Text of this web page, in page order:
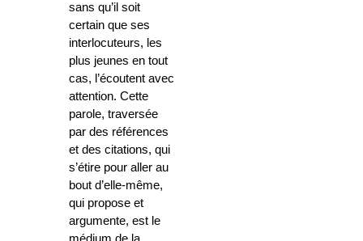
sans qu’il soit
certain que ses
interlocuteurs, les
plus jeunes en tout
cas, l’écoutent avec
attention. Cette
parole, traversée
par des références
et des citations, qui
s’étire pour aller au
bout d’elle-même,
qui propose et
argumente, est le